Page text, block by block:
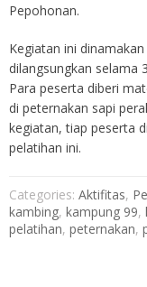
Pepohonan.
Kegiatan ini
dilangsungkan selama
Para peserta diberi
di peternakan sapi
kegiatan, tiap peserta
pelatihan ini.
Categories: Aktifitas,
kambing, kampung 99,
pelatihan, peternakan,